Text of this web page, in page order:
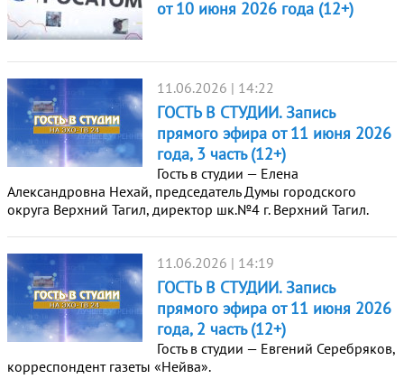
от 10 июня 2026 года (12+)
11.06.2026 | 14:22
ГОСТЬ В СТУДИИ. Запись
прямого эфира от 11 июня 2026
года, 3 часть (12+)
Гость в студии — Елена
Александровна Нехай, председатель Думы городского
округа Верхний Тагил, директор шк.№4 г. Верхний Тагил.
11.06.2026 | 14:19
ГОСТЬ В СТУДИИ. Запись
прямого эфира от 11 июня 2026
года, 2 часть (12+)
Гость в студии — Евгений Серебряков,
корреспондент газеты «Нейва».